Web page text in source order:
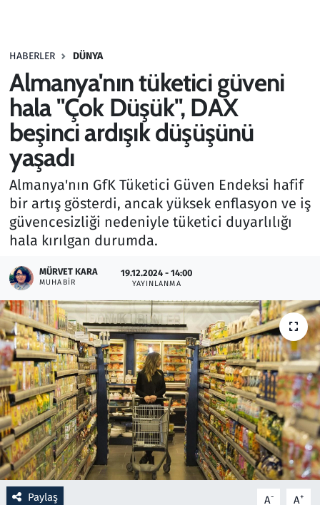
HABERLER DÜNYA
Almanya'nın tüketici güveni
hala "Çok Düşük", DAX
beşinci ardışık düşüşünü
yaşadı
Almanya'nın GfK Tüketici Güven Endeksi hafif
bir artış gösterdi, ancak yüksek enflasyon ve iş
güvencesizliği nedeniyle tüketici duyarlılığı
hala kırılgan durumda.
MÜRVET KARA
MUHABIR
19.12.2024 - 14:00
YAYINLANMA
Paylaş A- A+
Haber
Kültür Sanat
Kurumsal Haberler
Lezzet Durağı
Memur ve Kamu
Otomobil
Oyun
Ramazan
Resmi İlanlar
Rüya Tabirleri
Sağlık
Savunma Sanayi
Seçim 2023